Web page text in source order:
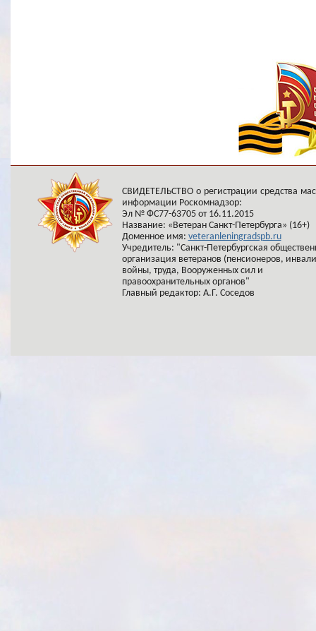
СВИДЕТЕЛЬСТВО о регистрации средства
информации Роскомнадзор:
Эл № ФС77-63705 от 16.11.2015
Название: «Ветеран Санкт-Петербурга» (16+)
Доменное имя: veteranleningradspb.ru
Учредитель: "Санкт-Петербургская
организация ветеранов (пенсионеров,
войны, труда, Вооруженных сил и
правоохранительных органов"
Главный редактор: А.Г. Соседов